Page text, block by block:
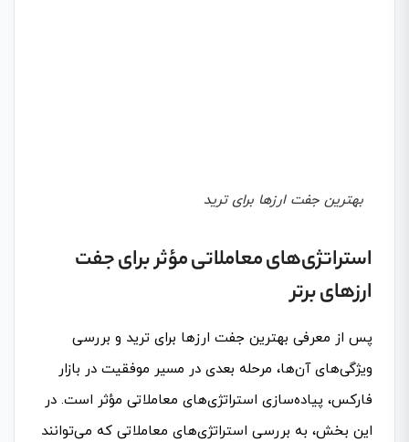
بهترین جفت ارزها برای ترید
استراتژی‌های معاملاتی مؤثر برای جفت
ارزهای برتر
پس از معرفی بهترین جفت ارزها برای ترید و بررسی
ویژگی‌های آن‌ها، مرحله بعدی در مسیر موفقیت در بازار
فارکس، پیاده‌سازی استراتژی‌های معاملاتی مؤثر است. در
این بخش، به بررسی استراتژی‌های معاملاتی که می‌توانند